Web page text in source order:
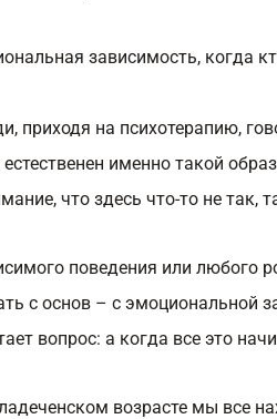
зависимость, когда
приходя на психотерапию,
именно такой
что здесь что-то не так,
поведения или любого
с основ – с эмоциональной
вопрос: а когда все это
возрасте мы все